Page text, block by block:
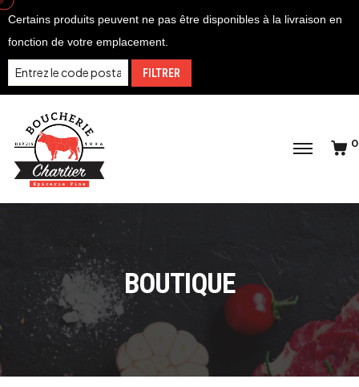
Certains produits peuvent ne pas être disponibles à la livraison en
fonction de votre emplacement.
FILTRER
0
BOUTIQUE